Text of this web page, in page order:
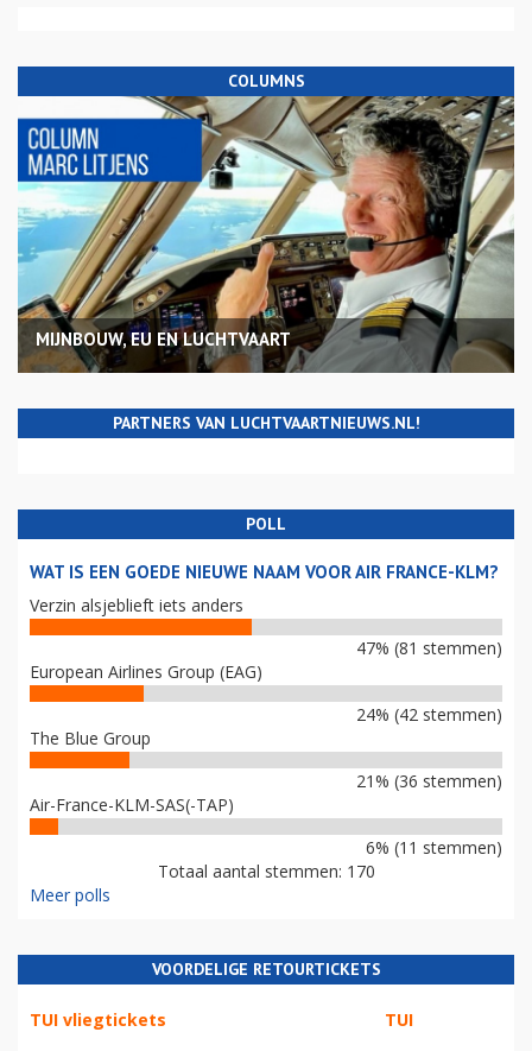
COLUMNS
MIJNBOUW, EU EN LUCHTVAART
PARTNERS VAN LUCHTVAARTNIEUWS.NL!
POLL
WAT IS EEN GOEDE NIEUWE NAAM VOOR AIR FRANCE-KLM?
Verzin alsjeblieft iets anders
47% (81 stemmen)
European Airlines Group (EAG)
24% (42 stemmen)
The Blue Group
21% (36 stemmen)
Air-France-KLM-SAS(-TAP)
6% (11 stemmen)
Totaal aantal stemmen: 170
Meer polls
VOORDELIGE RETOURTICKETS
TUI vliegtickets TUI